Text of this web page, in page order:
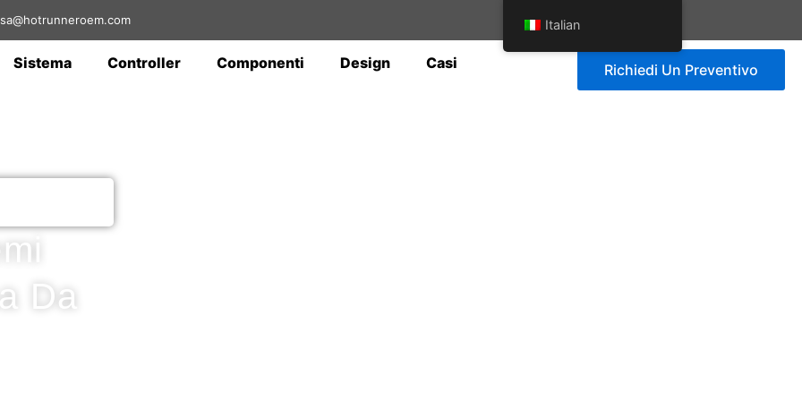
Sistema Controller Componenti Design Casi Richiedi Un Preventivo
Da
Italian